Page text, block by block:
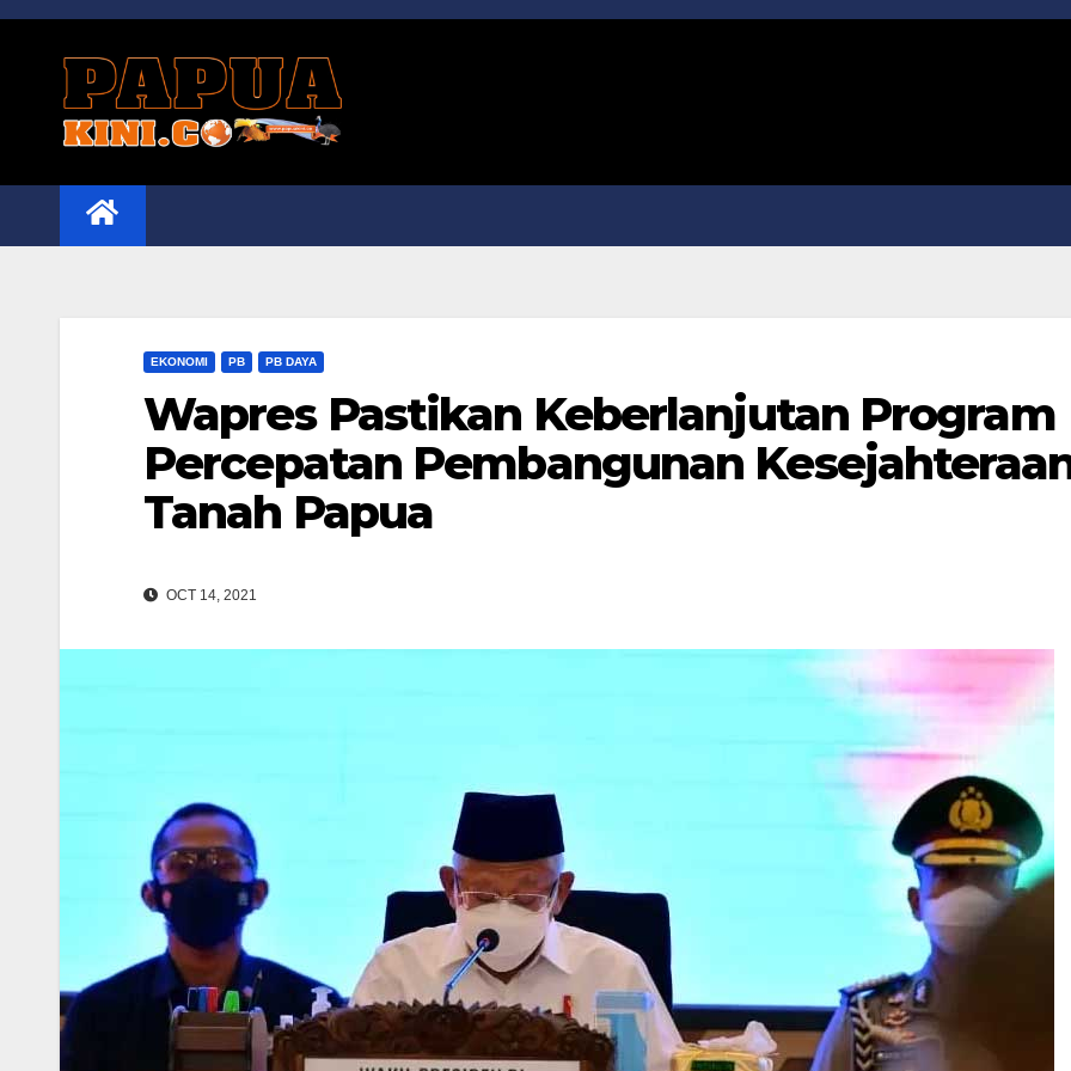
Skip
EKONOMI PB PB DAYA
Wapres Pastikan Keberlanjutan Program
Percepatan Pembangunan
Tanah Papua
OCT 14, 2021